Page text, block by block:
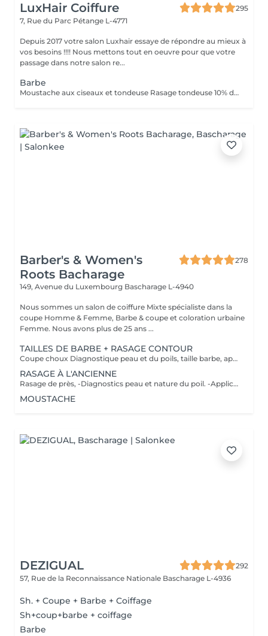
LuxHair Coiffure
295
7, Rue du Parc Pétange L-4771
Depuis 2017 votre salon Luxhair essaye de répondre au mieux à
vos besoins !!!! Nous mettons tout en oeuvre pour que votre
passage dans notre salon re...
Barbe
Moustache aux ciseaux et tondeuse Rasage tondeuse 10% de remise pour les étudiants.
Barber's & Women's
Roots Bacharage
278
149, Avenue du Luxembourg Bascharage L-4940
Nous sommes un salon de coiffure Mixte spécialiste dans la
coupe Homme & Femme, Barbe & coupe et coloration urbaine
Femme. Nous avons plus de 25 ans ...
TAILLES DE BARBE + RASAGE CONTOUR
Coupe choux Diagnostique peau et du poils, taille barbe, application d'un pre shave ou huile de rasage, bain chaud, rasage contour avec mousse à l'ancienne, bain froid et pour finir soin pierre d'alun ou after shave et massage faciale
RASAGE À L'ANCIENNE
Rasage de près, -Diagnostics peau et nature du poil. -Application d'un pré shave ou huile de rasage. -Bain chaud avec vapothérapie aux huiles essentielles. -Premier passage de lames avec mousse à l'ancienne, rinçage de la peau, deuxième passage de lames, bain froid. -Soin avec pierre d'alun ou after shave. -Massage faciale.
MOUSTACHE
DEZIGUAL
292
57, Rue de la Reconnaissance Nationale Bascharage L-4936
Sh. + Coupe + Barbe + Coiffage
Sh+coup+barbe + coiffage
Barbe